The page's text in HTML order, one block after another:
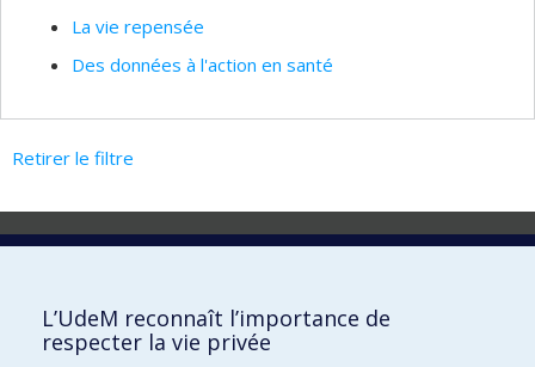
La vie repensée
Des données à l'action en santé
Retirer le filtre
Laboratoire d'innovation
Vice-rectorat aux affaires étudiantes et aux études
L’UdeM reconnaît l’importance de
respecter la vie privée